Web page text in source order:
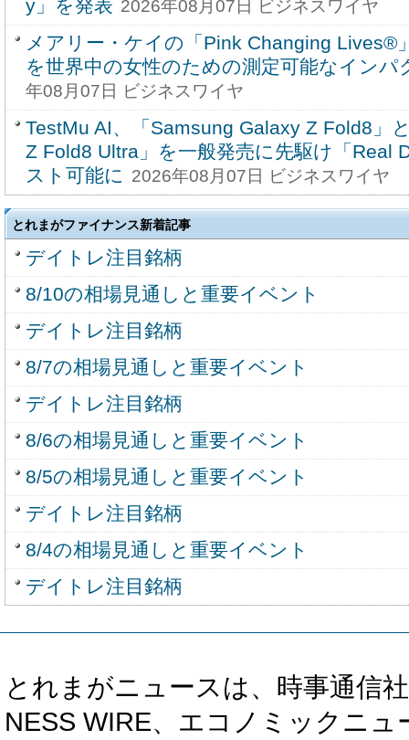
y」を発表 2026年08月07日 ビジネスワイヤ
メアリー・ケイの「Pink Changing Lives®
を世界中の女性のための測定可能なインパ
年08月07日 ビジネスワイヤ
TestMu AI、「Samsung Galaxy Z Fold8」
Z Fold8 Ultra」を一般発売に先駆け「Real
スト可能に
2026年08月07日 ビジネスワイヤ
とれまがファイナンス新着記事
デイトレ注目銘柄
8/10の相場見通しと重要イベント
デイトレ注目銘柄
8/7の相場見通しと重要イベント
デイトレ注目銘柄
8/6の相場見通しと重要イベント
8/5の相場見通しと重要イベント
デイトレ注目銘柄
8/4の相場見通しと重要イベント
デイトレ注目銘柄
とれまがニュースは、時事通信
NESS WIRE、エコノミックニ